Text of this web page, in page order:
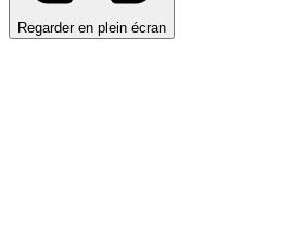
Regarder en plein écran